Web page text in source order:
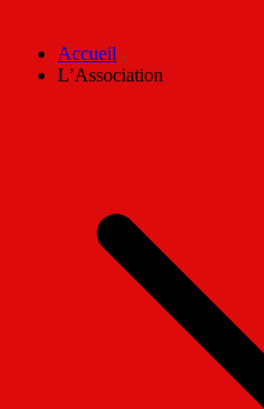
Accueil
L’Association